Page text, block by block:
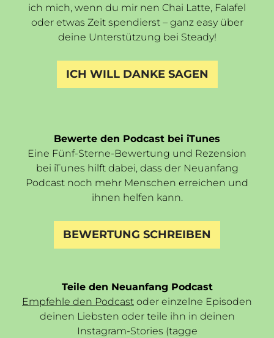
ich mich, wenn du mir nen Chai Latte, Falafel
oder etwas Zeit spendierst – ganz easy über
deine Unterstützung bei Steady!
ICH WILL DANKE SAGEN
Bewerte den Podcast bei iTunes
Eine Fünf-Sterne-Bewertung und Rezension
bei iTunes hilft dabei, dass der Neuanfang
Podcast noch mehr Menschen erreichen und
ihnen helfen kann.
BEWERTUNG SCHREIBEN
Teile den Neuanfang Podcast
Empfehle den Podcast oder einzelne Episoden
deinen Liebsten oder teile ihn in deinen
Instagram-Stories (tagge